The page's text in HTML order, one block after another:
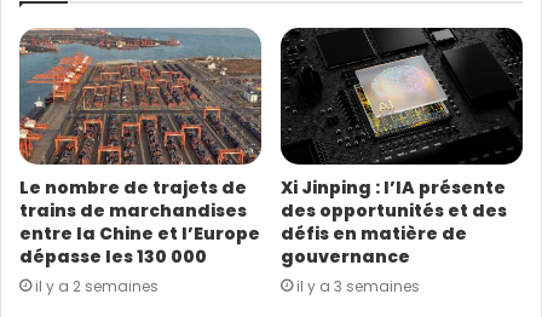
pour promouvoir la croissance.
Autre mesure, la revitalisation du marché des capitaux.
Cette mesure va permettre de mieux affronter les
fluctuations récentes et de renforcer la confiance des
investisseurs. À terme, elle va contribuer à soutenir la
résilience de l’économie chinoise dans sa globalité.
Dans ce déploiement de politiques, les entreprises
r
e
a
d
r
e
s
s
e
E
m
a
Le nombre de trajets de
trains de marchandises
entre la Chine et l’Europe
dépasse les 130 000
il y a 2 semaines
Xi Jinping : l’IA présente
des opportunités et des
défis en matière de
gouvernance
il y a 3 semaines